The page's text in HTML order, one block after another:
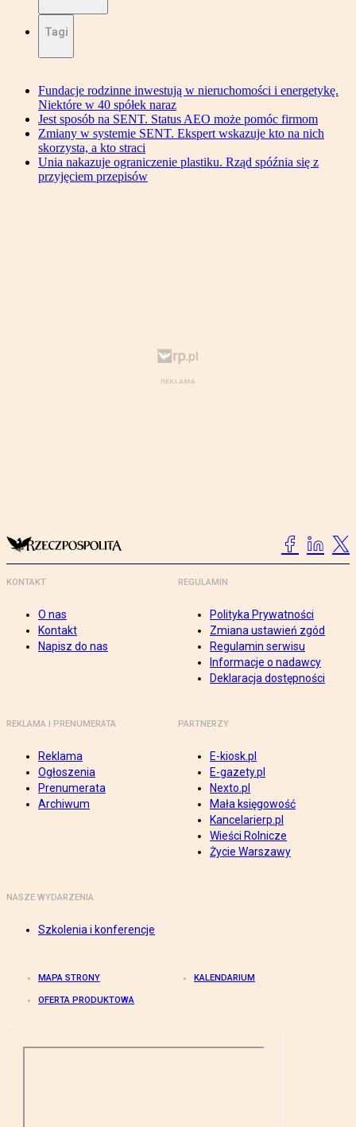
Tagi
Fundacje rodzinne inwestują w nieruchomości i energetykę.
Niektóre w 40 spółek naraz
Jest sposób na SENT. Status AEO może pomóc firmom
Zmiany w systemie SENT. Ekspert wskazuje kto na nich
skorzysta, a kto straci
Unia nakazuje ograniczenie plastiku. Rząd spóźnia się z
przyjęciem przepisów
KONTAKT
O nas
Kontakt
Napisz do nas
REGULAMIN
Polityka Prywatności
Zmiana ustawień zgód
Regulamin serwisu
Informacje o nadawcy
Deklaracja dostępności
REKLAMA I PRENUMERATA
Reklama
Ogłoszenia
Prenumerata
Archiwum
PARTNERZY
E-kiosk.pl
E-gazety.pl
Nexto.pl
Mała księgowość
Kancelarierp.pl
Wieści Rolnicze
Życie Warszawy
NASZE WYDARZENIA
Szkolenia i konferencje
MAPA STRONY KALENDARIUM
OFERTA PRODUKTOWA